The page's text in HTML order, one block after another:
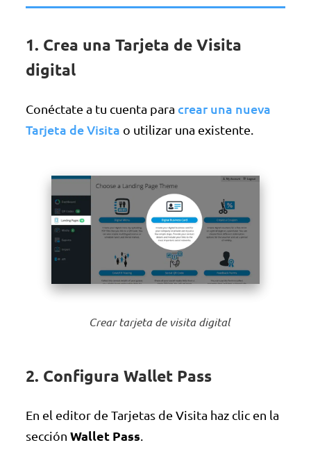
1. Crea una Tarjeta de Visita
digital
Conéctate a tu cuenta para crear una nueva
Tarjeta de Visita o utilizar una existente.
Crear tarjeta de visita digital
2. Configura Wallet Pass
En el editor de Tarjetas de Visita haz clic en la
secciónWallet Pass